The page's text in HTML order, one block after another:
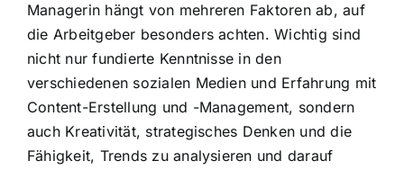
Managerin hängt von mehreren Faktoren ab, auf
die Arbeitgeber besonders achten. Wichtig sind
nicht nur fundierte Kenntnisse in den
verschiedenen sozialen Medien und Erfahrung mit
Content-Erstellung und -Management, sondern
auch Kreativität, strategisches Denken und die
Fähigkeit, Trends zu analysieren und darauf